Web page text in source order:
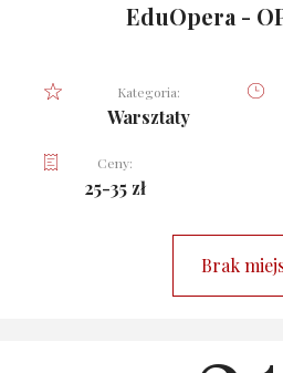
EduOpera -
Kategoria:
Warsztaty
Ceny:
25-35 zł
Brak